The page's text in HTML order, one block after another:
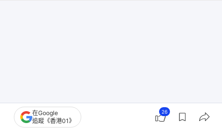
在Google
追蹤《香港01》
26